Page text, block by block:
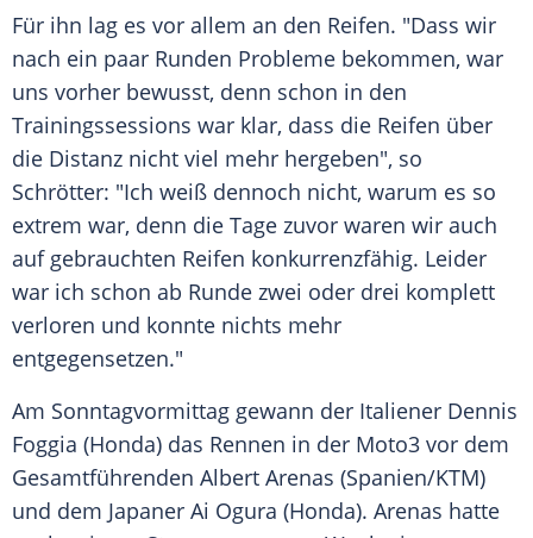
Für ihn lag es vor allem an den Reifen. "Dass wir
nach ein paar Runden Probleme bekommen, war
uns vorher bewusst, denn schon in den
Trainingssessions war klar, dass die Reifen über
die Distanz nicht viel mehr hergeben", so
Schrötter: "Ich weiß dennoch nicht, warum es so
extrem war, denn die Tage zuvor waren wir auch
auf gebrauchten Reifen konkurrenzfähig. Leider
war ich schon ab Runde zwei oder drei komplett
verloren und konnte nichts mehr
entgegensetzen."
Am Sonntagvormittag gewann der Italiener Dennis
Foggia (Honda) das Rennen in der Moto3 vor dem
Gesamtführenden Albert Arenas (Spanien/KTM)
und dem Japaner Ai Ogura (Honda). Arenas hatte